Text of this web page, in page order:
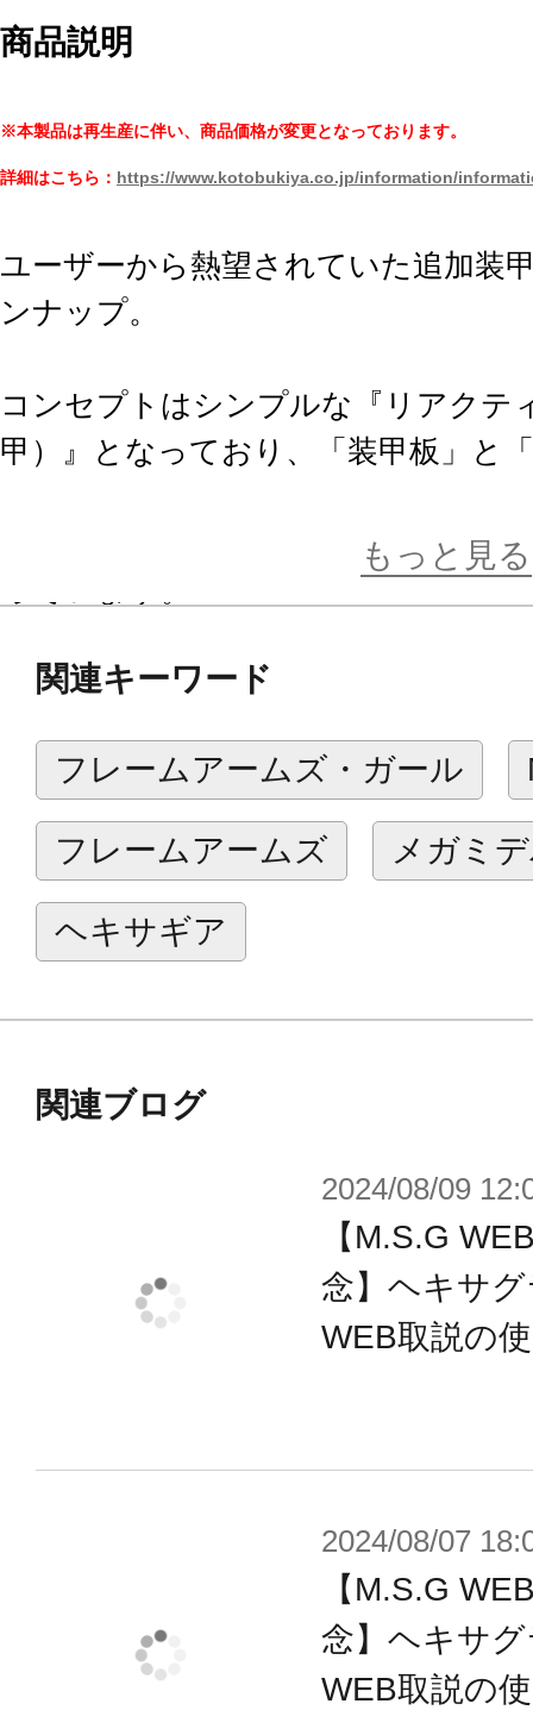
商品説明
※本製品は再生産に伴い、商品価格が変更となっております。
詳細はこちら： https://www.kotobukiya.co.jp/information/
ユーザーから熱望されていた追加装
ンナップ。
コンセプトはシンプルな『リアクテ
甲）』となっており、「装甲板」と
各種プラモデルの3mmハードポイ
す。
ー感あふれるメカに最適な「フック
容易にディテールアップすることが
ギミック
■装甲板はディテールの異なる3種類
能です。
として、裏面には3mm軸や3mm穴
す。凹型のアタッチメントで装甲板
する仕様ですので、部分的にずらし
次第で様々な使い方ができます。
■フックパーツは2種類あり、シチ
■装甲板A ×8
もっと見る
関連キーワード
フレームアームズ・ガール
フレームアームズ メガミ
ヘキサギア
関連ブログ
2024/08/09
【M.S.G
念】ヘキサ
WEB取説の
2024/08/07
【M.S.G
念】ヘキサ
WEB取説の